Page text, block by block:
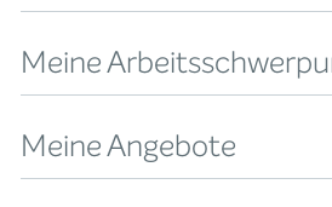
Meine
Meine Angebote